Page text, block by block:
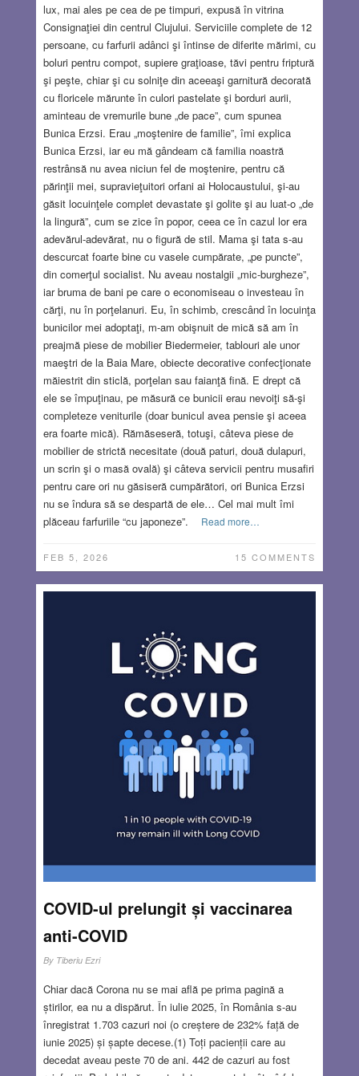
lux, mai ales pe cea de pe timpuri, expusă în vitrina
Consignaţiei din centrul Clujului. Serviciile complete de 12
persoane, cu farfurii adânci şi întinse de diferite mărimi, cu
boluri pentru compot, supiere graţioase, tăvi pentru friptură
şi peşte, chiar şi cu solniţe din aceeaşi garnitură decorată
cu floricele mărunte în culori pastelate şi borduri aurii,
aminteau de vremurile bune „de pace”, cum spunea
Bunica Erzsi. Erau „moştenire de familie”, îmi explica
Bunica Erzsi, iar eu mă gândeam că familia noastră
restrânsă nu avea niciun fel de moştenire, pentru că
părinţii mei, supravieţuitori orfani ai Holocaustului, şi-au
găsit locuinţele complet devastate şi golite şi au luat-o „de
la lingură”, cum se zice în popor, ceea ce în cazul lor era
adevărul-adevărat, nu o figură de stil. Mama şi tata s-au
descurcat foarte bine cu vasele cumpărate, „pe puncte”,
din comerţul socialist. Nu aveau nostalgii „mic-burgheze”,
iar bruma de bani pe care o economiseau o investeau în
cărţi, nu în porţelanuri. Eu, în schimb, crescând în locuinţa
bunicilor mei adoptaţi, m-am obişnuit de mică să am în
preajmă piese de mobilier Biedermeier, tablouri ale unor
maeştri de la Baia Mare, obiecte decorative confecţionate
măiestrit din sticlă, porţelan sau faianţă fină. E drept că
ele se împuţinau, pe măsură ce bunicii erau nevoiţi să-şi
completeze veniturile (doar bunicul avea pensie şi aceea
era foarte mică). Rămăseseră, totuşi, câteva piese de
mobilier de strictă necesitate (două paturi, două dulapuri,
un scrin şi o masă ovală) şi câteva servicii pentru musafiri
pentru care ori nu găsiseră cumpărători, ori Bunica Erzsi
nu se îndura să se despartă de ele… Cel mai mult îmi
plăceau farfuriile “cu japoneze”.
Read more…
FEB 5, 2026 15 COMMENTS
COVID-ul prelungit și vaccinarea
anti-COVID
By Tiberiu Ezri
Chiar dacă Corona nu se mai află pe prima pagină a
știrilor, ea nu a dispărut. În iulie 2025, în România s-au
înregistrat 1.703 cazuri noi (o creștere de 232% față de
iunie 2025) și șapte decese.(1) Toți pacienții care au
decedat aveau peste 70 de ani. 442 de cazuri au fost